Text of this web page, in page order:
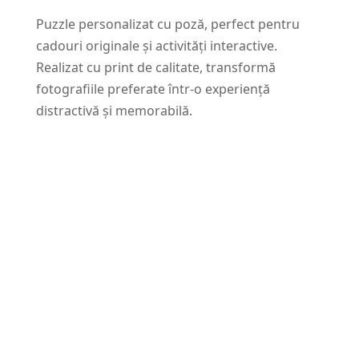
Puzzle personalizat cu poză, perfect pentru
cadouri originale și activități interactive.
Realizat cu print de calitate, transformă
fotografiile preferate într-o experiență
distractivă și memorabilă.